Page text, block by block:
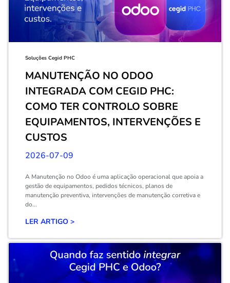
Soluções Cegid PHC
MANUTENÇÃO NO ODOO
INTEGRADA COM CEGID PHC:
COMO TER CONTROLO SOBRE
EQUIPAMENTOS, INTERVENÇÕES E
CUSTOS
2026-07-09
A Manutenção no Odoo é uma aplicação operacional que apoia a
gestão de equipamentos, pedidos técnicos, planos de
manutenção preventiva, intervenções de manutenção corretiva e
do...
LER ARTIGO >